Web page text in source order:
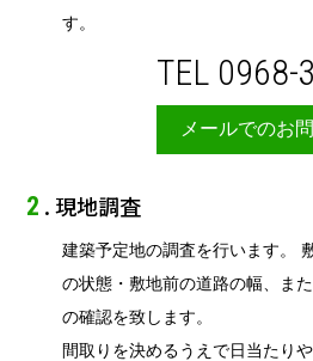
す。
TEL 0968-
メールでのお
2 . 現地調査
建築予定地の調査を行います。
の状態・敷地前の道路の幅、ま
の確認を致します。
間取りを決めるうえで日当たり